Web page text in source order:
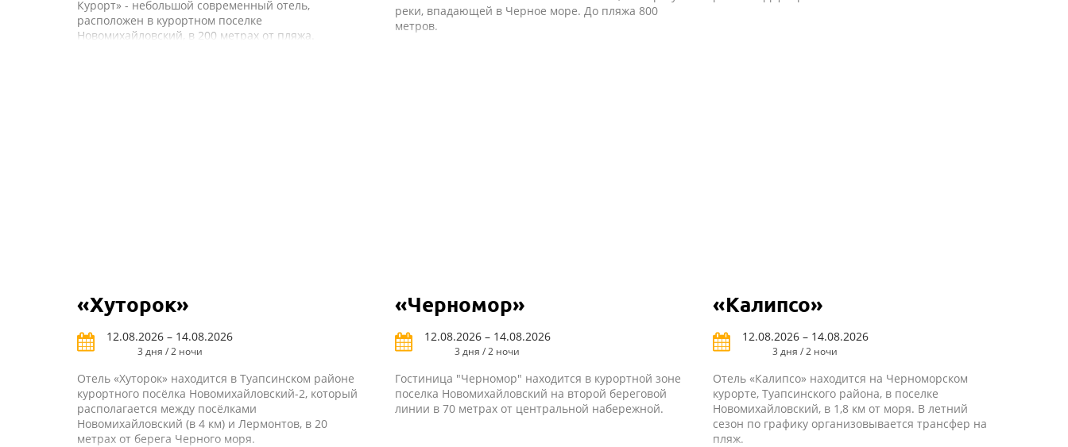
Курорт» - небольшой современный отель,
расположен в курортном поселке
Новомихайловский, в 200 метрах от пляжа.
реки, впадающей в Черное море. До пляжа 800
метров.
«Хуторок»
12.08.2026 – 14.08.2026
3 дня / 2 ночи
Отель «Хуторок» находится в Туапсинском районе
курортного посёлка Новомихайловский-2, который
располагается между посёлками
Новомихайловский (в 4 км) и Лермонтов, в 20
метрах от берега Черного моря.
«Черномор»
12.08.2026 – 14.08.2026
3 дня / 2 ночи
Гостиница "Черномор" находится в курортной зоне
поселка Новомихайловский на второй береговой
линии в 70 метрах от центральной набережной.
«Калипсо»
12.08.2026 – 14.08.2026
3 дня / 2 ночи
Отель «Калипсо» находится на Черноморском
курорте, Туапсинского района, в поселке
Новомихайловский, в 1,8 км от моря. В летний
сезон по графику организовывается трансфер на
пляж.